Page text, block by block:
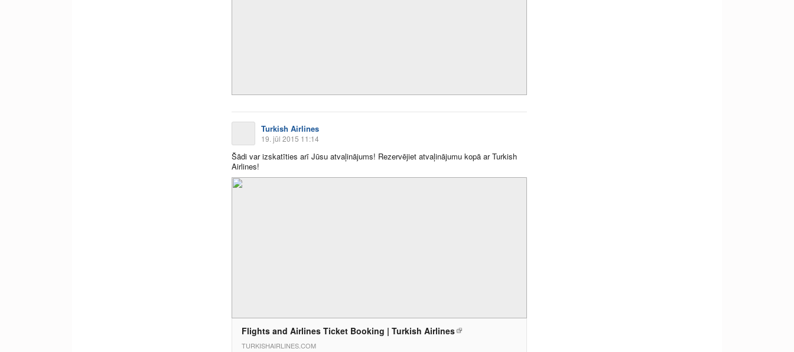
Turkish Airlines
19. jūl 2015 11:14
Šādi var izskatīties arī Jūsu atvaļinājums! Rezervējiet atvaļinājumu kopā ar Turkish
Airlines!
Flights and Airlines Ticket Booking | Turkish Airlines
TURKISHAIRLINES.COM